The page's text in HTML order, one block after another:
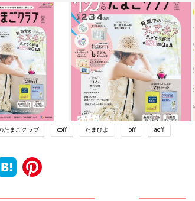
たまごクラブ coff たまひよ loff aoff